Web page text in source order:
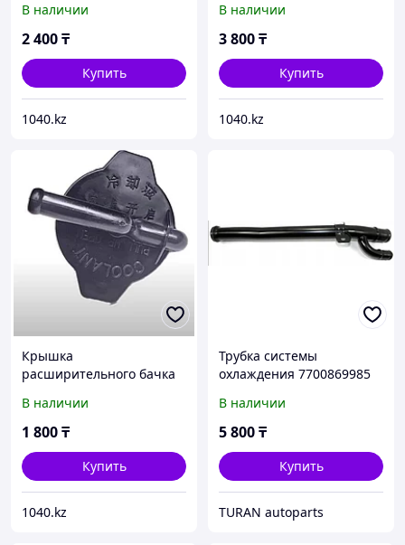
В наличии
2 400₸
Купить
1040.kz
В наличии
3 800₸
Купить
1040.kz
Крышка
расширительного бачка
В наличии
1 800₸
Купить
1040.kz
Трубка системы
охлаждения 7700869985
В наличии
5 800₸
Купить
TURAN autoparts